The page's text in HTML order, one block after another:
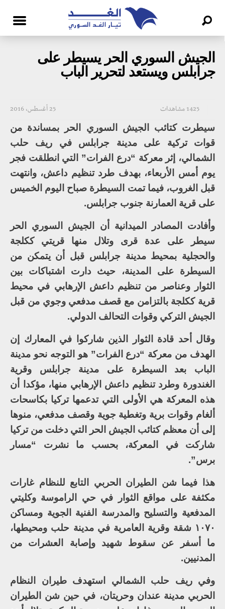
الجيش السوري الحر يسيطر على
جرابلس ويستعد لتحرير الباب
25 أغسطس، 2016 1425 مشاهدات
سيطرت كتائب الجيش السوري الحر بمساندة من
قوات تركية على مدينة جرابلس في ريف حلب
الشمالي، إثر معركة “درع الفرات” التي انطلقت فجر
يوم أمس الأربعاء، بهدف طرد تنظيم داعش، وانتهت
قبل الغروب، فيما تمت السيطرة صباح اليوم الخميس
على قرية العمارنة جنوب جرابلس.
وأفادت المصادر الميدانية أن الجيش السوري الحر
سيطر على عدة قرى وتلال منها قريتي ككلجة
والحجلية بمحيط مدينة جرابلس قبل أن يتمكن من
السيطرة على المدينة، حيث دارت اشتباكات بين
الثوار وعناصر من تنظيم داعش الإرهابي في محيط
قرية ككلجة بالتزامن مع قصف مدفعي وجوي من قبل
الجيش التركي وقوات التحالف الدولي.
وقال أحد قادة الثوار الذين شاركوا في المعارك إن
الهدف من معركة “درع الفرات” هو التوجه نحو مدينة
الباب بعد السيطرة على مدينة جرابلس وقرية
الغندورة وطرد تنظيم داعش الإرهابي منها، مؤكدا أن
هذه المعركة هي الأولى التي تدعمها تركيا بكاسحات
ألغام وقوات برية وتغطية جوية وقصف مدفعي، منوها
إلى أن معظم كتائب الجيش الحر التي دخلت من تركيا
شاركت في المعركة، بحسب ما نشرت “مسار
برس”.
هذا فيما شن الطيران الحربي التابع للنظام غارات
مكثفة على مواقع الثوار في حي الراموسة وكليتي
المدفعية والتسليح والمدرسة الفنية الجوية ومساكن
١٠٧٠ شقة وقرية العامرية في مدينة حلب ومحيطها،
ما أسفر عن سقوط شهيد وإصابة العشرات من
المدنيين.
وفي ريف حلب الشمالي استهدف طيران النظام
الحربي مدينة عندان وحريتان، في حين شن الطيران